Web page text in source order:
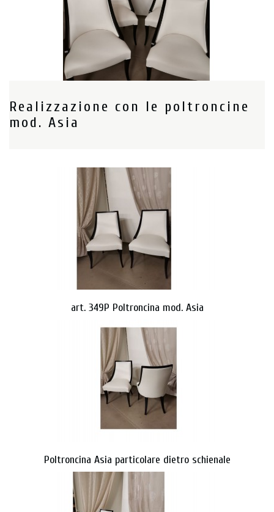
Realizzazione con le poltroncine
mod. Asia
art. 349P Poltroncina mod. Asia
Poltroncina Asia particolare dietro schienale